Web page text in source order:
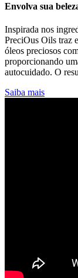
Envolva sua
Inspirada nos
PreciOus Oils traz
óleos preciosos
proporcionando
autocuidado. O
Saiba mais